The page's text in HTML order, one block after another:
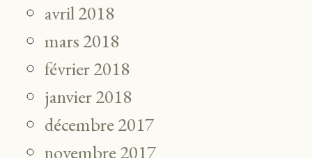
avril 2018
mars 2018
février 2018
janvier 2018
décembre 2017
novembre 2017